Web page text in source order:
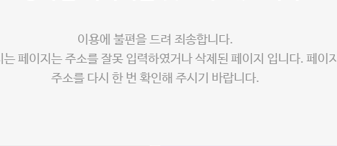
이용에 불편을 드려 죄송합니다.
는 페이지는 주소를 잘못 입력하였거나 삭제된 페이지 입니다. 페이지
주소를 다시 한 번 확인해 주시기 바랍니다.